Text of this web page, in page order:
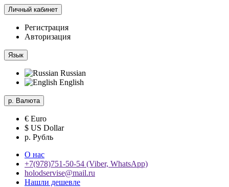
Личный кабинет
Регистрация
Авторизация
Язык
Russian
English
р. Валюта
€ Euro
$ US Dollar
р. Рубль
О нас
+7(978)751-50-54 (Viber, WhatsApp)
holodservise@mail.ru
Нашли дешевле